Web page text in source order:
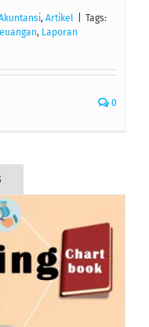
, Artikel
Tags:
, Laporan
0